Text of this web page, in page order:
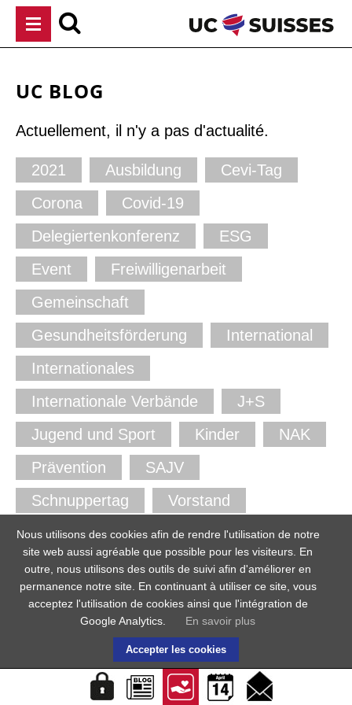
au
UC BLOG
Actuellement, il n'y a pas d'actualité.
2021 Ausbildung
Cevi-Tag
Corona
Covid-19
Delegiertenkonferenz
ESG
Event
Freiwilligenarbeit
Gemeinschaft
Gesundheitsförderung
International
Internationales
Internationale Verbände
J+S
Jugend und Sport
Kinder
NAK
Prävention
SAJV
Schnuppertag
Vorstand
YMCA
YWCA
Nous utilisons des cookies afin de rendre l'utilisation de notre
site web aussi agréable que possible pour les visiteurs. En
outre, nous utilisons des outils de suivi afin d'améliorer en
permanence notre site. En continuant à utiliser ce site, vous
acceptez l'utilisation de cookies ainsi que l'intégration de
Google Analytics.
En savoir plus
Accepter les cookies